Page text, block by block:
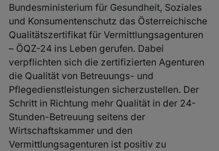
Bundesministerium für Gesundheit, Soziales
und Konsumentenschutz das Österreichische
Qualitätszertifikat für Vermittlungsagenturen
– ÖQZ-24 ins Leben gerufen. Dabei
verpflichten sich die zertifizierten Agenturen
die Qualität von Betreuungs- und
Pflegedienstleistungen sicherzustellen. Der
Schritt in Richtung mehr Qualität in der 24-
Stunden-Betreuung seitens der
Wirtschaftskammer und den
Vermittlungsagenturen ist positiv zu